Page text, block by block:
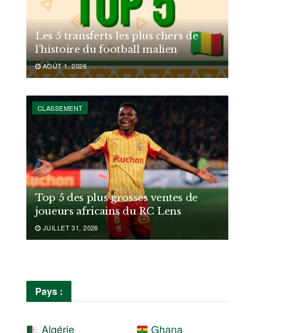
Les 5 transferts les plus chers de
l’histoire du football malien
AOÛT 1, 2026
CLASSEMENT
Top 5 des plus grosses ventes de
joueurs africains du RC Lens
JUILLET 31, 2026
Pays :
Algérie
Ghana